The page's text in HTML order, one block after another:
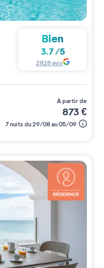
Bien
3.7/5
2828avis
à partir de
873€
7 nuits du 29/08 au 05/09